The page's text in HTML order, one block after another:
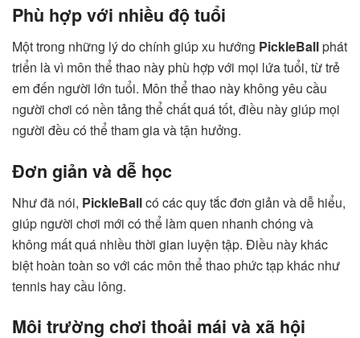
Phù hợp với nhiều độ tuổi
Một trong những lý do chính giúp xu hướng PickleBallphát
triển là vì môn thể thao này phù hợp với mọi lứa tuổi, từ trẻ
em đến người lớn tuổi. Môn thể thao này không yêu cầu
người chơi có nền tảng thể chất quá tốt, điều này giúp mọi
người đều có thể tham gia và tận hưởng.
Đơn giản và dễ học
Như đã nói, PickleBallcó các quy tắc đơn giản và dễ hiểu,
giúp người chơi mới có thể làm quen nhanh chóng và
không mất quá nhiều thời gian luyện tập. Điều này khác
biệt hoàn toàn so với các môn thể thao phức tạp khác như
tennis hay cầu lông.
Môi trường chơi thoải mái và xã hội